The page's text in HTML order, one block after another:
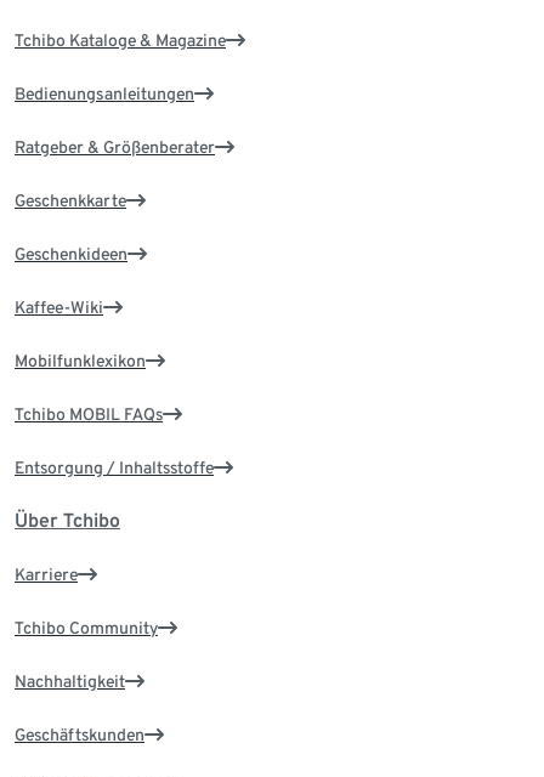
Tchibo Kataloge & Magazine
Bedienungsanleitungen
Ratgeber & Größenberater
Geschenkkarte
Geschenkideen
Kaffee-Wiki
Mobilfunklexikon
Tchibo MOBIL FAQs
Entsorgung / Inhaltsstoffe
Über Tchibo
Karriere
Tchibo Community
Nachhaltigkeit
Geschäftskunden